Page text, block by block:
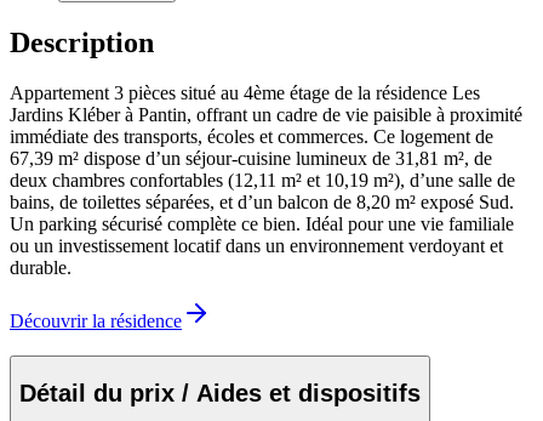
Description
Appartement 3 pièces situé au 4ème étage de la résidence Les
Jardins Kléber à Pantin, offrant un cadre de vie paisible à proximité
immédiate des transports, écoles et commerces. Ce logement de
67,39 m² dispose d’un séjour-cuisine lumineux de 31,81 m², de
deux chambres confortables (12,11 m² et 10,19 m²), d’une salle de
bains, de toilettes séparées, et d’un balcon de 8,20 m² exposé Sud.
Un parking sécurisé complète ce bien. Idéal pour une vie familiale
ou un investissement locatif dans un environnement verdoyant et
durable.
Découvrir la résidence
Détail du prix / Aides et dispositifs